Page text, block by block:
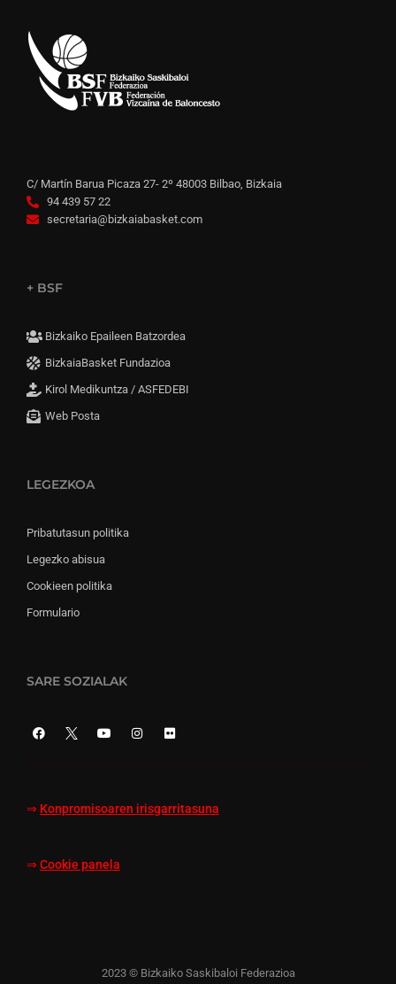
C/ Martín Barua Picaza 27- 2º 48003 Bilbao, Bizkaia
94 439 57 22
secretaria@bizkaiabasket.com
+ BSF
Bizkaiko Epaileen Batzordea
BizkaiaBasket Fundazioa
Kirol Medikuntza / ASFEDEBI
Web Posta
LEGEZKOA
Pribatutasun politika
Legezko abisua
Cookieen politika
Formulario
SARE SOZIALAK
⇒ Konpromisoaren irisgarritasuna
⇒ Cookie panela
2023 © Bizkaiko Saskibaloi Federazioa